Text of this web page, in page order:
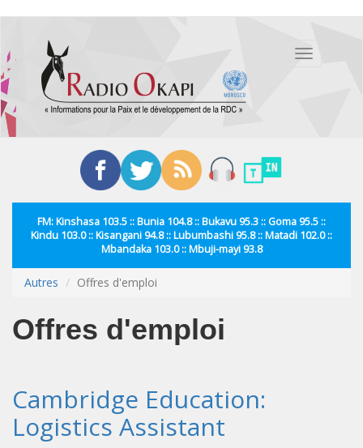
contenu
principal
Toggle
FM: Kinshasa 103.5 :: Bunia 104.8 :: Bukavu 95.3 :: Goma 95.5 ::
Kindu 103.0 :: Kisangani 94.8 :: Lubumbashi 95.8 :: Matadi 102.0 ::
Mbandaka 103.0 :: Mbuji-mayi 93.8
Autres Offres d'emploi
Offres d'emploi
Cambridge Education:
Logistics Assistant